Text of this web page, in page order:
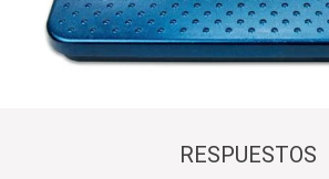
RESPUESTOS